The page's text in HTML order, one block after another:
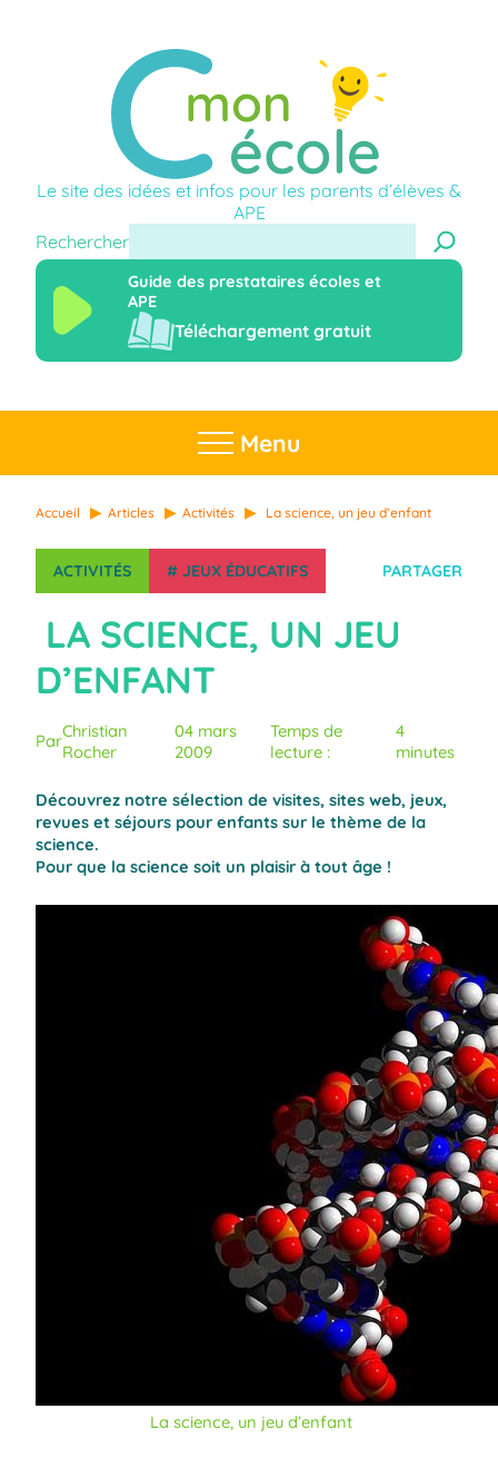
Le site des idées et infos pour les parents d’élèves &
APE
Rechercher
Guide des prestataires écoles et
APE
Téléchargement gratuit
Menu
Accueil Articles Activités La science, un jeu d’enfant
ACTIVITÉS # JEUX ÉDUCATIFS PARTAGER
LA SCIENCE, UN JEU
D’ENFANT
ParChristian
Rocher
04 mars
2009
Temps de
lecture :
4
minutes
Découvrez notre sélection de visites, sites web, jeux,
revues et séjours pour enfants sur le thème de la
science.
Pour que la science soit un plaisir à tout âge !
La science, un jeu d’enfant